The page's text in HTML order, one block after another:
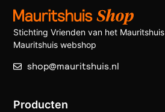
Stichting Vrienden van het Mauritshuis
Mauritshuis webshop
shop@mauritshuis.nl
Producten